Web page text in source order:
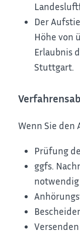
Der
Höhe von
Erlaubnis
Stuttgart.
Wenn Sie den
Prüfung
ggfs.
notwendig